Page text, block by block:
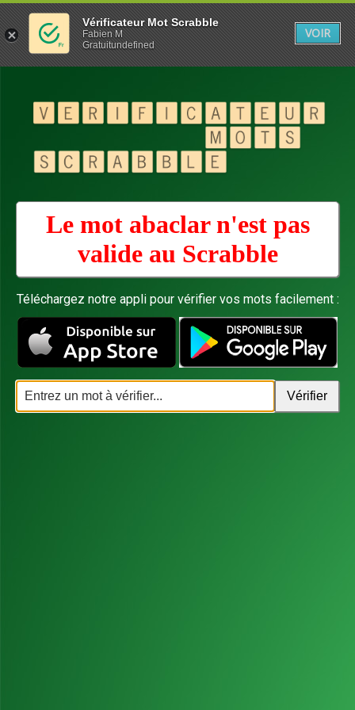
Le mot abaclar n'est pas
valide au Scrabble
Téléchargez notre appli pour vérifier vos mots facilement :
Vérificateur Mot Scrabble
Fabien M
Gratuitundefined
VOIR